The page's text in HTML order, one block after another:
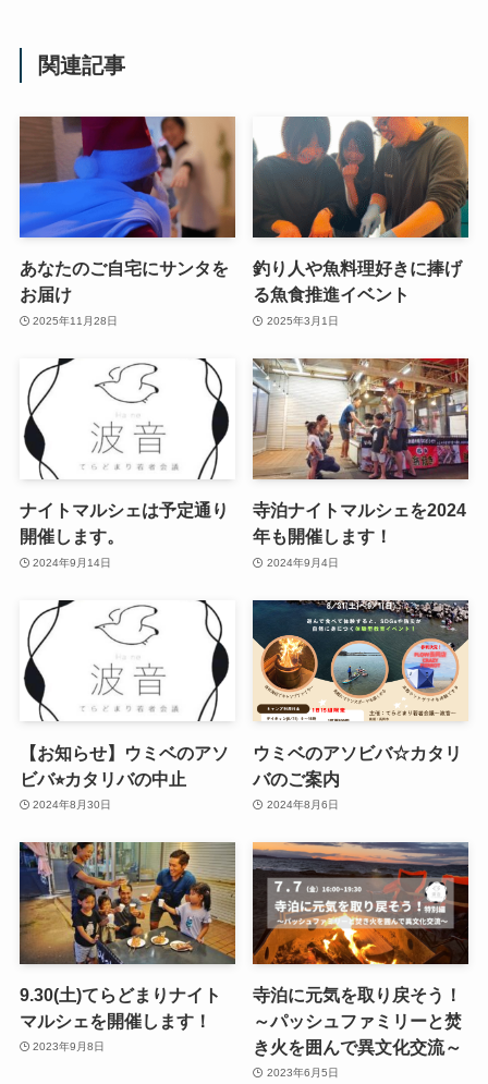
関連記事
あなたのご自宅にサンタを
お届け
2025年11月28日
釣り人や魚料理好きに捧げ
る魚食推進イベント
2025年3月1日
ナイトマルシェは予定通り
開催します。
2024年9月14日
寺泊ナイトマルシェを2024
年も開催します！
2024年9月4日
【お知らせ】ウミベのアソ
ビバ⭐︎カタリバの中止
2024年8月30日
ウミベのアソビバ☆カタリ
バのご案内
2024年8月6日
9.30(土)てらどまりナイト
マルシェを開催します！
2023年9月8日
寺泊に元気を取り戻そう！
～パッシュファミリーと焚
き火を囲んで異文化交流～
2023年6月5日